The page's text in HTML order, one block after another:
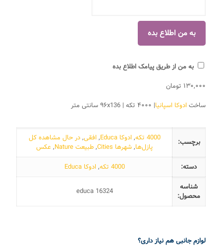
به من از طریق پیامک اطلاع بده
۱۳۰,۰۰۰ تومان
ساختادوکا اسپانیا| ۴۰۰۰ تکه | ۹۶x136 سانتی متر
برچسب: 4000 تکه ,ادوکا Educa ,افقی,در حال مشاهده کل
پازل‌ها,شهرها Cities ,طبیعت Nature , عکس
دسته:
4000 تکه ,ادوکا Educa
شناسه
محصول:
educa 16324
لوازم جانبی هم نیاز داری؟